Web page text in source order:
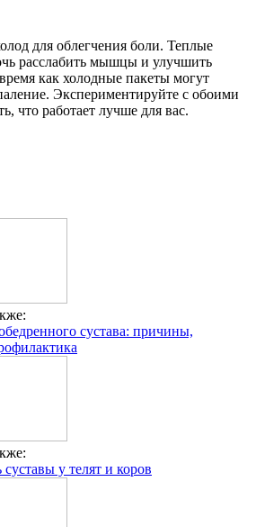
для облегчения боли. Теплые
расслабить мышцы и улучшить
как холодные пакеты могут
Экспериментируйте с обоими
что работает лучше для вас.
сустава: причины,
у телят и коров